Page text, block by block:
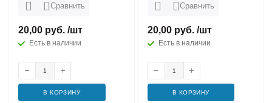
Сравнить
20,00 руб. /шт
Есть в наличии
В КОРЗИНУ
Сравнить
20,00 руб. /шт
Есть в наличии
В КОРЗИНУ